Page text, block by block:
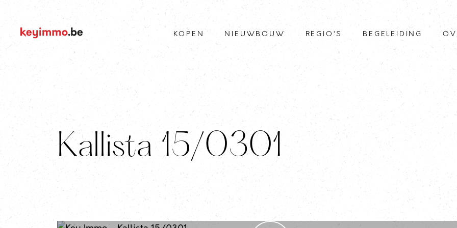
KOPEN NIEUWBOUW REGIO’S BEGELEIDING
Kallista 15/0301